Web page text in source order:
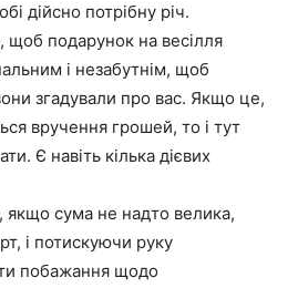
дійсно потрібну річ.
щоб подарунок на весілля
і незабутнім, щоб
згадували про вас. Якщо це,
вручення грошей, то і тут
Є навіть кілька дієвих
якщо сума не надто велика,
і потискуючи руку
побажання щодо